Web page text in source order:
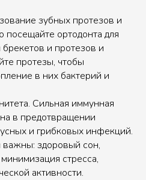
зубных протезов и
посещайте ортодонта для
брекетов и протезов и
протезы, чтобы
в них бактерий и
Сильная иммунная
в предотвращении
и грибковых инфекций.
важны: здоровый сон,
стресса,
активности.